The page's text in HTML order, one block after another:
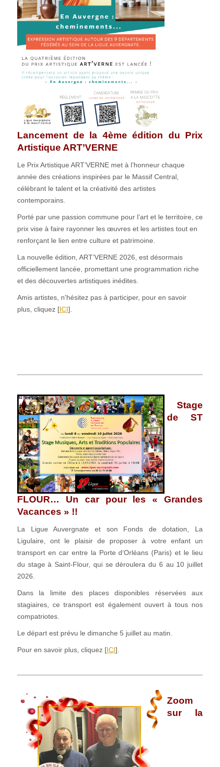
Lancement de la 4ème édition du Prix
Artistique ART’VERNE
Le Prix Artistique ART’VERNE met à l’honneur chaque
année des créations inspirées par le Massif Central,
célébrant le talent et la créativité des artistes
contemporains.
Porté par une passion commune pour l’art et le territoire, ce
prix vise à faire rayonner les œuvres et les artistes tout en
renforçant le lien entre culture et patrimoine.
La nouvelle édition, ART’VERNE 2026, est désormais
officiellement lancée, promettant une programmation riche
et des découvertes artistiques inédites.
Amis artistes, n'hésitez pas à participer, pour en savoir
plus, cliquez [ICI].
Stage
de ST
FLOUR… Un car pour les « Grandes
Vacances » !!
La Ligue Auvergnate et son Fonds de dotation, La
Ligulaire, ont le plaisir de proposer à votre enfant un
transport en car entre la Porte d’Orléans (Paris) et le lieu
du stage à Saint-Flour, qui se déroulera du 6 au 10 juillet
2026.
Dans la limite des places disponibles réservées aux
stagiaires, ce transport est également ouvert à tous nos
compatriotes.
Le départ est prévu le dimanche 5 juillet au matin.
Pour en savoir plus, cliquez [ICI].
Zoom
sur la